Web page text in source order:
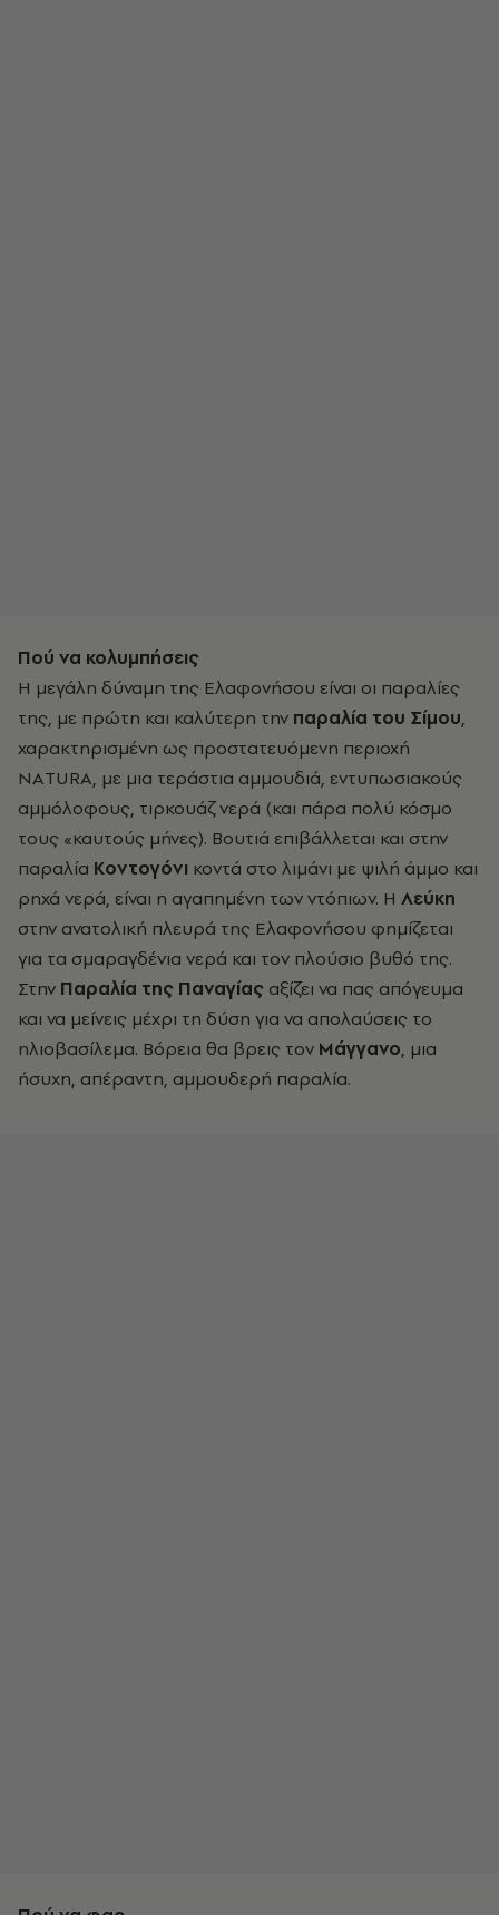
Πού να κολυµπήσεις
Η µεγάλη δύναµη της Ελαφονήσου είναι οι παραλίες
της, µε πρώτη και καλύτερη την παραλία του Σίµου,
χαρακτηρισµένη ως προστατευόµενη περιοχή
ΝΑTURA, µε µια τεράστια αµµουδιά, εντυπωσιακούς
αµµόλοφους, τιρκουάζ νερά (και πάρα πολύ κόσµο
τους «καυτούς µήνες). Βουτιά επιβάλλεται και στην
παραλία Κοντογόνι κοντά στο λιµάνι µε ψιλή άµµο και
ρηχά νερά, είναι η αγαπηµένη των ντόπιων. Η Λεύκη
στην ανατολική πλευρά της Ελαφονήσου φηµίζεται
για τα σµαραγδένια νερά και τον πλούσιο βυθό της.
Στην Παραλία της Παναγίας αξίζει να πας απόγευµα
και να µείνεις µέχρι τη δύση για να απολαύσεις το
ηλιοβασίλεµα. Βόρεια θα βρεις τον Μάγγανο, µια
ήσυχη, απέραντη, αµµουδερή παραλία.